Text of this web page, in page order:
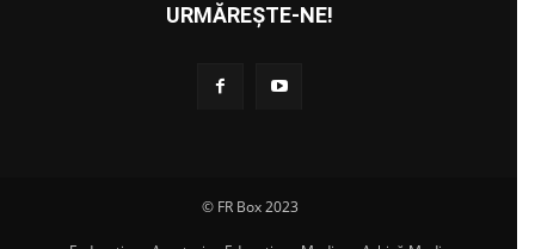
URMĂREȘTE-NE!
© FR Box 2023